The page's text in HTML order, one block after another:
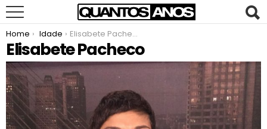
You are here:
Home Idade Elisabete Pacheco
Elisabete Pacheco